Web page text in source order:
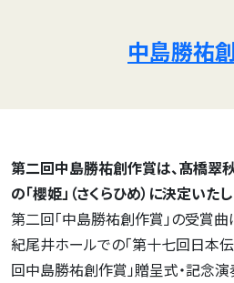
中島勝祐
第二回中島勝祐創作賞は、髙橋翠秋
の「櫻姫」（さくらひめ）に決定いたし
第二回「中島勝祐創作賞」の受賞曲
紀尾井ホールでの「第十七回日本
回中島勝祐創作賞」贈呈式・記念